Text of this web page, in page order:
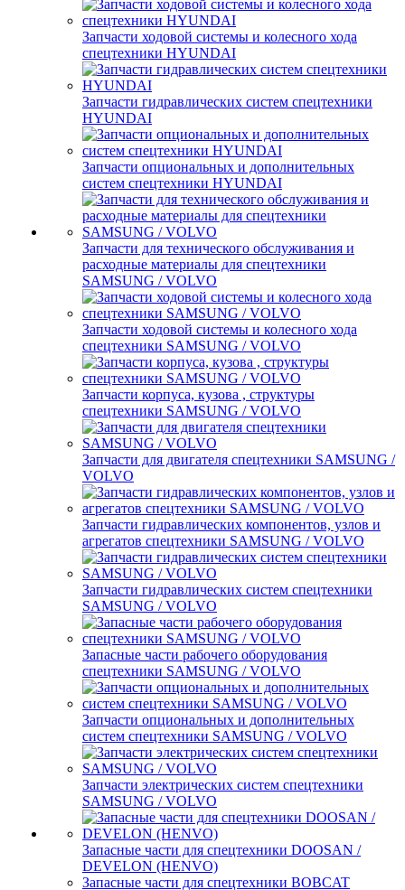
Запчасти ходовой системы и колесного хода
спецтехники HYUNDAI
Запчасти гидравлических систем спецтехники
HYUNDAI
Запчасти опциональных и дополнительных
систем спецтехники HYUNDAI
Запчасти для технического обслуживания и
расходные материалы для спецтехники
SAMSUNG / VOLVO
Запчасти ходовой системы и колесного хода
спецтехники SAMSUNG / VOLVO
Запчасти корпуса, кузова , структуры
спецтехники SAMSUNG / VOLVO
Запчасти для двигателя спецтехники SAMSUNG /
VOLVO
Запчасти гидравлических компонентов, узлов и
агрегатов спецтехники SAMSUNG / VOLVO
Запчасти гидравлических систем спецтехники
SAMSUNG / VOLVO
Запасные части рабочего оборудования
спецтехники SAMSUNG / VOLVO
Запчасти опциональных и дополнительных
систем спецтехники SAMSUNG / VOLVO
Запчасти электрических систем спецтехники
SAMSUNG / VOLVO
Запасные части для спецтехники DOOSAN /
DEVELON (HENVO)
Запасные части для спецтехники BOBCAT